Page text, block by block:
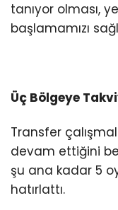
tanıyor olması,
başlamamızı
Üç Bölgeye
Transfer
devam ettiğini
şu ana kadar 5
hatırlattı.